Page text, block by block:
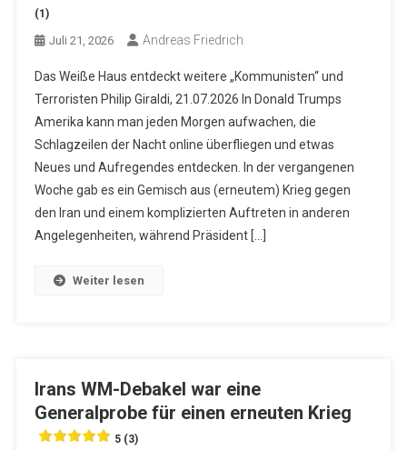
(1)
Juli 21, 2026 Andreas Friedrich
Das Weiße Haus entdeckt weitere „Kommunisten“ und
Terroristen Philip Giraldi, 21.07.2026 In Donald Trumps
Amerika kann man jeden Morgen aufwachen, die
Schlagzeilen der Nacht online überfliegen und etwas
Neues und Aufregendes entdecken. In der vergangenen
Woche gab es ein Gemisch aus (erneutem) Krieg gegen
den Iran und einem komplizierten Auftreten in anderen
Angelegenheiten, während Präsident […]
Weiter lesen
Irans WM-Debakel war eine
Generalprobe für einen erneuten Krieg
5 (3)